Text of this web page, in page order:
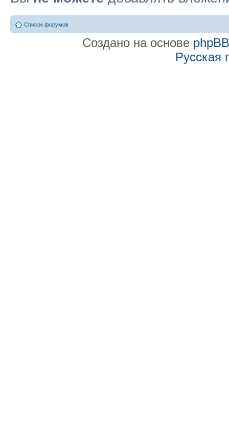
Список форумов
Создано на основе phpBB
Русская